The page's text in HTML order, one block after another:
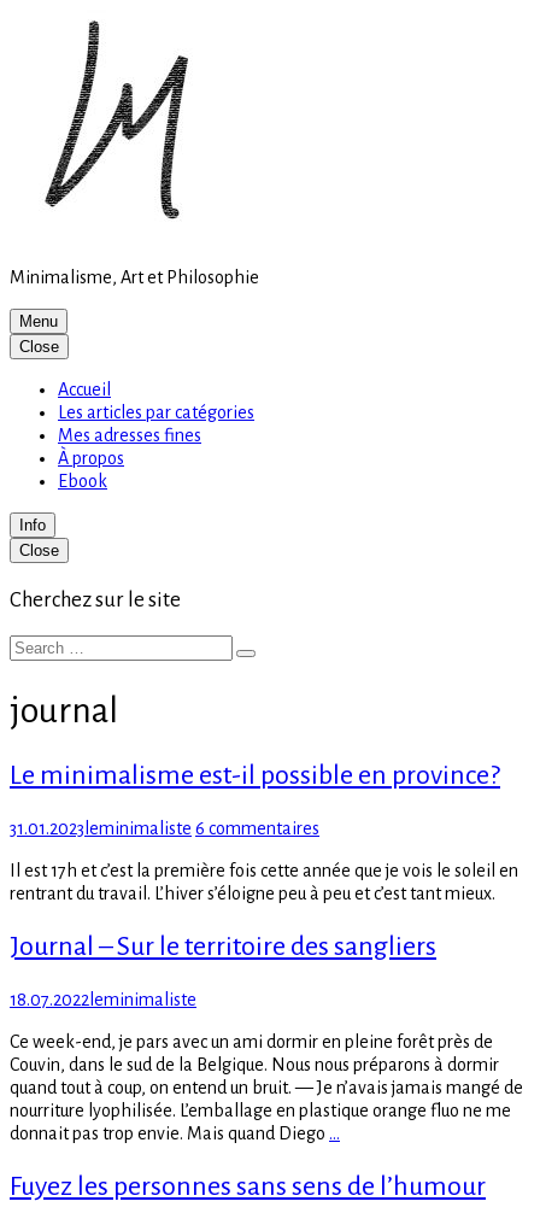
Minimalisme, Art et Philosophie
Menu
Close
Accueil
Les articles par catégories
Mes adresses fines
À propos
Ebook
Info
Primary
Sidebar
Close
Cherchez sur le site
Search
Search
journal
Le minimalisme est-il possible en province?
Posted
31.01.2023 Author
leminimaliste 6 commentaires
minimalisme
est-
possible
en
Il est 17h et c’est la première fois cette année que je vois le soleil en
rentrant du travail. L’hiver s’éloigne peu à peu et c’est tant mieux.
Journal – Sur le territoire des sangliers
Posted
18.07.2022 Author
leminimaliste
Ce week-end, je pars avec un ami dormir en pleine forêt près de
Couvin, dans le sud de la Belgique. Nous nous préparons à dormir
quand tout à coup, on entend un bruit. — Je n’avais jamais mangé de
nourriture lyophilisée. L’emballage en plastique orange fluo ne me
donnait pas trop envie. Mais quand Diego …
Journal
–
Fuyez les personnes sans sens de l’humour